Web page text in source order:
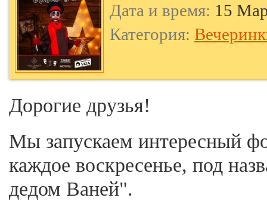
Дата и время: 15
Категория:
Дорогие друзья!
Мы запускаем интересный
каждое воскресенье, под
дедом Ваней".